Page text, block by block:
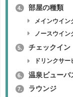
4. 部屋の種類
メインウイン
ノースウイン
5. チェックイン
ドリンクサー
6. 温泉ビュー
7. ラウンジ